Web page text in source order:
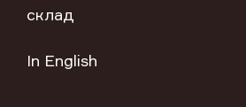
склад
In English